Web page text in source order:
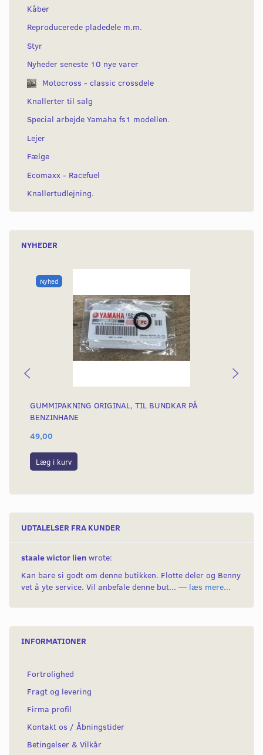
Kåber
Reproducerede pladedele m.m.
Styr
Nyheder seneste 10 nye varer
Motocross - classic crossdele
Knallerter til salg
Special arbejde Yamaha fs1 modellen.
Lejer
Fælge
Ecomaxx - Racefuel
Knallertudlejning.
NYHEDER
Nyhed
GUMMIPAKNING ORIGINAL, TIL BUNDKAR PÅ
BENZINHANE
49,00
Læg i kurv
UDTALELSER FRA KUNDER
staale wictor lien wrote:
Kan bare si godt om denne butikken. Flotte deler og Benny
vet å yte service. Vil anbefale denne but... — læs mere...
INFORMATIONER
Fortrolighed
Fragt og levering
Firma profil
Kontakt os / Åbningstider
Betingelser & Vilkår